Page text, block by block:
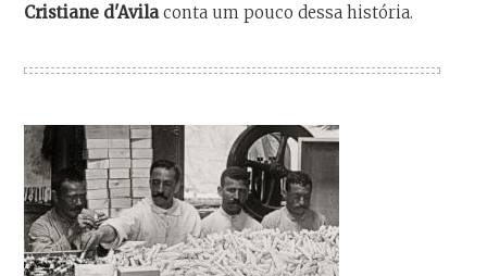
Cristiane d'Avilaconta um pouco dessa história.